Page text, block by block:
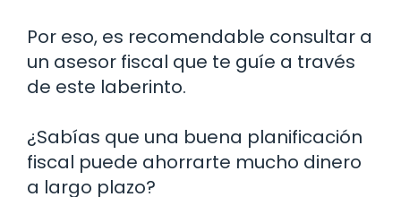
Por eso, es recomendable consultar a
un asesor fiscal que te guíe a través
de este laberinto.
¿Sabías que una buena planificación
fiscal puede ahorrarte mucho dinero
a largo plazo?